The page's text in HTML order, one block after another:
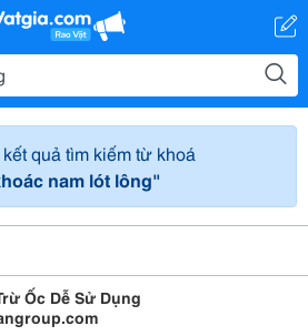
quả tìm kiếm từ khoá
nam lót lông"
Ốc Dễ Sử Dụng